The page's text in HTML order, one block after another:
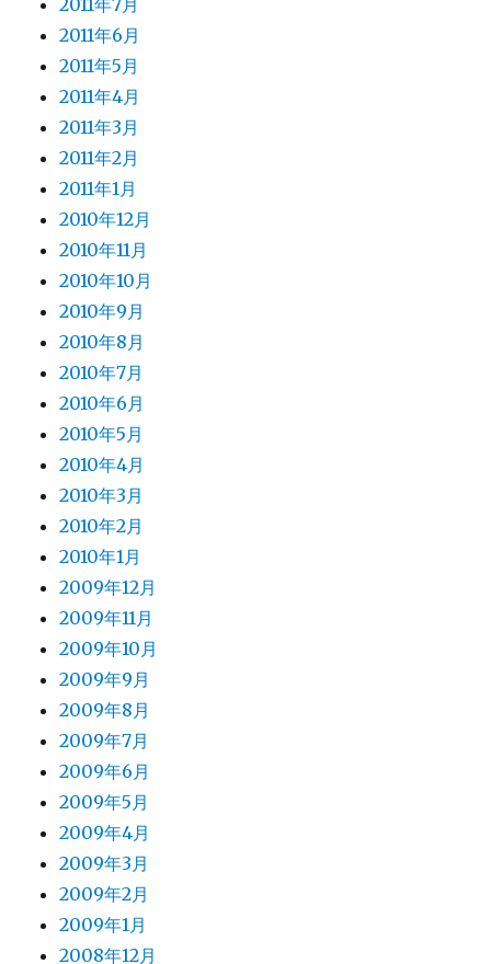
2011年7月
2011年6月
2011年5月
2011年4月
2011年3月
2011年2月
2011年1月
2010年12月
2010年11月
2010年10月
2010年9月
2010年8月
2010年7月
2010年6月
2010年5月
2010年4月
2010年3月
2010年2月
2010年1月
2009年12月
2009年11月
2009年10月
2009年9月
2009年8月
2009年7月
2009年6月
2009年5月
2009年4月
2009年3月
2009年2月
2009年1月
2008年12月